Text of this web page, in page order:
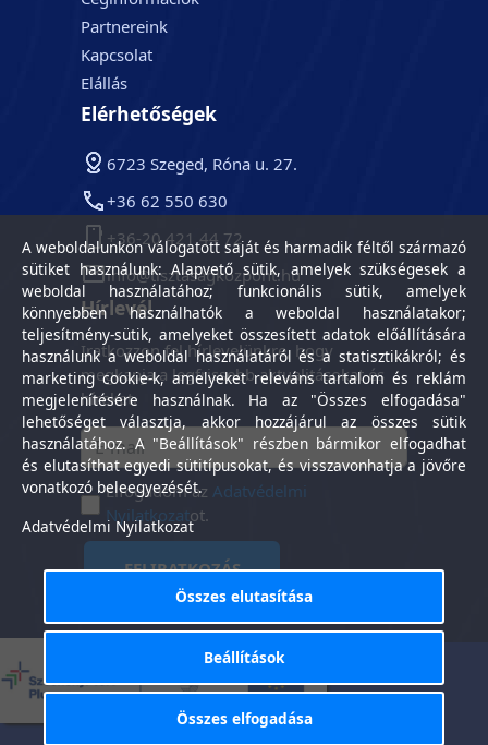
Partnereink
Kapcsolat
Elállás
Elérhetőségek
6723 Szeged, Róna u. 27.
+36 62 550 630
+36-20 421 44 72
info@tisztasagkozpont.hu
Hírlevél
Iratkozzon fel hírlevelünkre, hogy
megkapja a legfrissebb aktualitásokat és
híreket.
Elfogadom azAdatvédelmi
Nyilatkozatot.
FELIRATKOZÁS
Tisztaság Központ Kft. © 2025. Minden jog
Általános Szerződési
Feltételek
-
tájékoztató
A weboldalunkon válogatott saját és harmadik féltől származó
sütiket használunk: Alapvető sütik, amelyek szükségesek a
weboldal használatához; funkcionális sütik, amelyek
könnyebben használhatók a weboldal használatakor;
teljesítmény-sütik, amelyeket összesített adatok előállítására
használunk a weboldal használatáról és a statisztikákról; és
marketing cookie-k, amelyeket releváns tartalom és reklám
megjelenítésére használnak. Ha az "Összes elfogadása"
lehetőséget választja, akkor hozzájárul az összes sütik
használatához. A "Beállítások" részben bármikor elfogadhat
és elutasíthat egyedi sütitípusokat, és visszavonhatja a jövőre
vonatkozó beleegyezését.
Adatvédelmi Nyilatkozat
Összes elutasítása
Beállítások
Összes elfogadása